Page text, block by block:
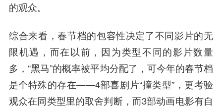
的观众。
综合来看，春节档的包容性决定了不同影片的无
限机遇，而在以前，因为类型不同的影片数量
多，“黑马”的概率被平均分配了，可今年的春节档
是个特殊的存在——4部喜剧片“撞类型”，更考验
观众在同类型里的取舍判断，而3部动画电影有自